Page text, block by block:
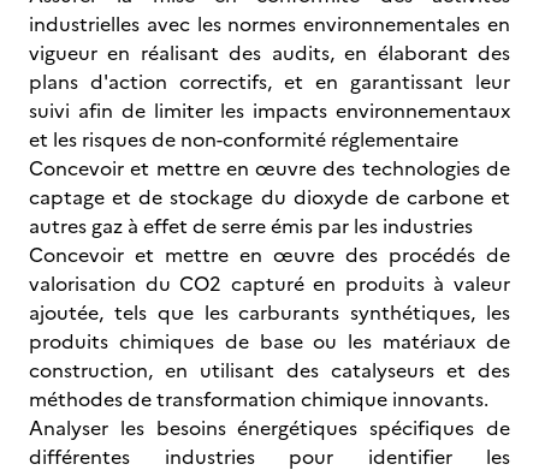
industrielles avec les normes environnementales en
vigueur en réalisant des audits, en élaborant des
plans d'action correctifs, et en garantissant leur
suivi afin de limiter les impacts environnementaux
et les risques de non-conformité réglementaire
Concevoir et mettre en œuvre des technologies de
captage et de stockage du dioxyde de carbone et
autres gaz à effet de serre émis par les industries
Concevoir et mettre en œuvre des procédés de
valorisation du CO2 capturé en produits à valeur
ajoutée, tels que les carburants synthétiques, les
produits chimiques de base ou les matériaux de
construction, en utilisant des catalyseurs et des
méthodes de transformation chimique innovants.
Analyser les besoins énergétiques spécifiques de
différentes industries pour identifier les